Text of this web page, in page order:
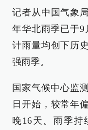
记者从中国气象
年华北雨季已于
计雨量均创下历
强雨季。
国家气候中心监
日开始，较常年
晚16天。雨季持